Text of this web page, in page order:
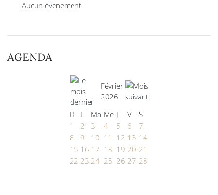
Aucun évènement
AGENDA
Février
2026
D
L Ma Me J V
S
1
2 3 4 5 6
7
8
9 10 11 12 13 14
15 16 17 18 19 20 21
22 23 24 25 26 27 28